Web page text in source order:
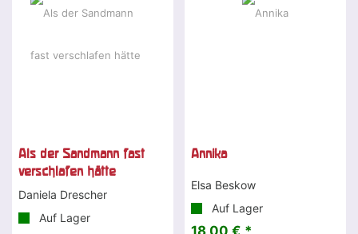
Als der Sandmann fast
verschlafen hätte
Daniela Drescher
Auf Lager
Annika
Elsa Beskow
Auf Lager
18,00 € *